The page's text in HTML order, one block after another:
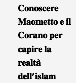
𝐂𝐨𝐧𝐨𝐬𝐜𝐞𝐫𝐞
𝐌𝐚𝐨𝐦𝐞𝐭𝐭𝐨 𝐞 𝐢𝐥
𝐂𝐨𝐫𝐚𝐧𝐨 𝐩𝐞𝐫
𝐜𝐚𝐩𝐢𝐫𝐞 𝐥𝐚
𝐫𝐞𝐚𝐥𝐭𝐚̀
𝐝𝐞𝐥𝐥’𝐢𝐬𝐥𝐚𝐦